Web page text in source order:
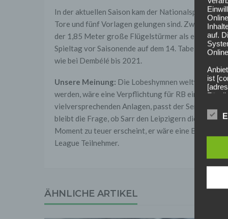
In der aktuellen Saison kam der Nationalspieler
Tore und fünf Vorlagen gelungen sind. Zwar lesen
der 1,85 Meter große Flügelstürmer als ein
Spieltag vor Saisonende auf dem 14.
wie bei Dembélé bis 2021.
Unsere Meinung: Die Lobeshymnen weltweit
werden, wäre eine Verpflichtung für RB ein
vielversprechenden Anlagen, passt der Senegalese
bleibt die Frage, ob Sarr den Leipzigern die
Moment zu teuer erscheint, er wäre eine
League Teilnehmer.
ÄHNLICHE ARTIKEL
auf.
ist
Für
Der
2.